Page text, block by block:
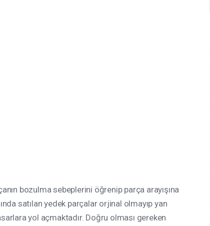
bozulma sebeplerini öğrenip parça arayışına
satılan yedek parçalar orjinal olmayıp yan
yol açmaktadır. Doğru olması gereken